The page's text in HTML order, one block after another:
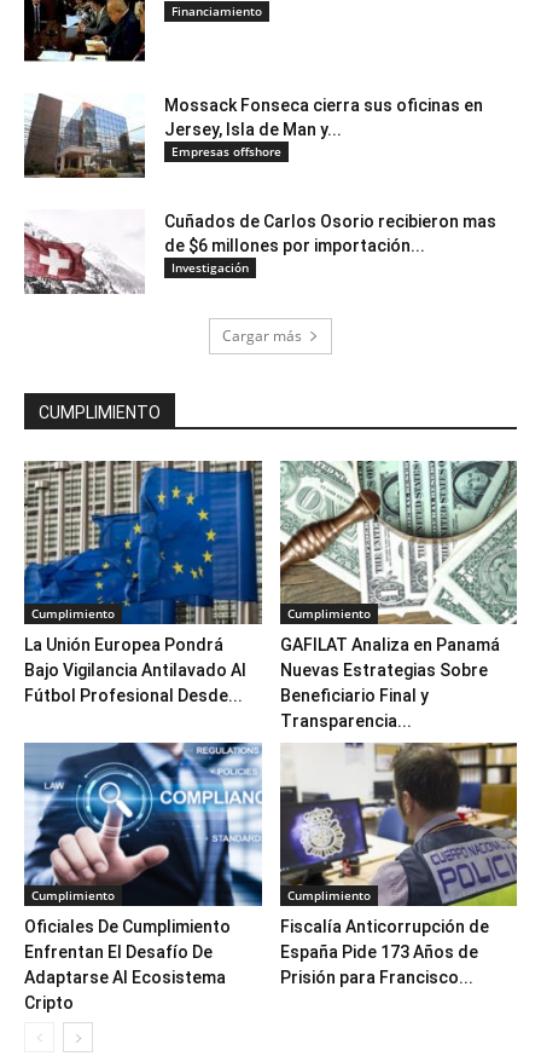
Financiamiento
Mossack Fonseca cierra sus oficinas en
Jersey, Isla de Man y...
Empresas offshore
Cuñados de Carlos Osorio recibieron mas
de $6 millones por importación...
Investigación
Cargar más
CUMPLIMIENTO
Cumplimiento
La Unión Europea Pondrá
Bajo Vigilancia Antilavado Al
Fútbol Profesional Desde...
Cumplimiento
GAFILAT Analiza en Panamá
Nuevas Estrategias Sobre
Beneficiario Final y
Transparencia...
Cumplimiento
Oficiales De Cumplimiento
Enfrentan El Desafío De
Adaptarse Al Ecosistema
Cripto
Cumplimiento
Fiscalía Anticorrupción de
España Pide 173 Años de
Prisión para Francisco...